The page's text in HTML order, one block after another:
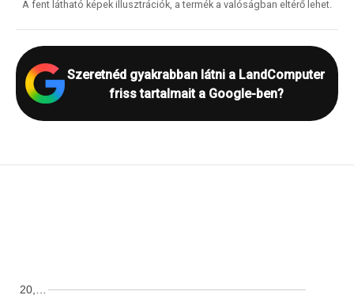
A fent látható képek illusztrációk, a termék a valóságban eltérő lehet.
Szeretnéd gyakrabban látni a LandComputer
friss tartalmait a Google-ben?
20,…